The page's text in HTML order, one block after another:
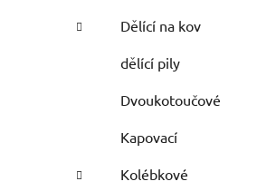
Dělící na kov
dělící pily
Dvoukotoučové
Kapovací
Kolébkové